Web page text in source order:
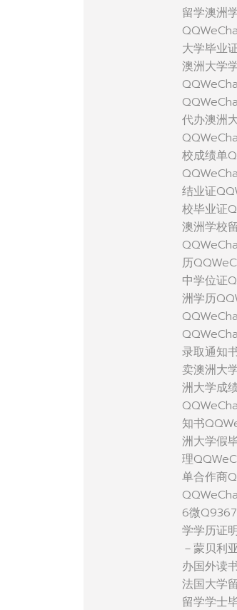
留学澳洲
大学毕业
澳洲大学
代办澳洲
校成绩单
结业证
校毕业证
澳洲学校
历
中学位证
洲学历
录取通知
卖澳洲大
洲大学成
知书
洲大学假
理
单合作商
6微
学学历证
－蒙贝利
办国外读
法国大学
留学学士